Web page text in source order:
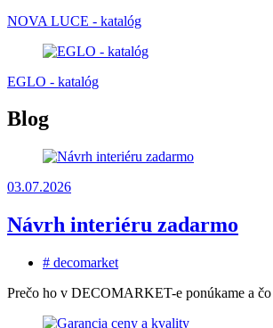
NOVA LUCE - katalóg
EGLO - katalóg
Blog
03.07.2026
Návrh interiéru zadarmo
# decomarket
Prečo ho v DECOMARKET-e ponúkame a čo